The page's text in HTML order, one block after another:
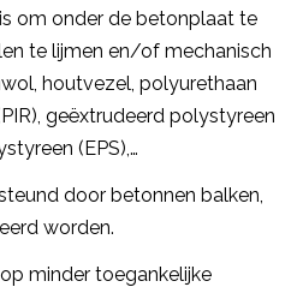
om onder de betonplaat te
te lijmen en/of mechanisch
houtvezel, polyurethaan
geëxtrudeerd polystyreen
(EPS),…
door betonnen balken,
worden.
minder toegankelijke